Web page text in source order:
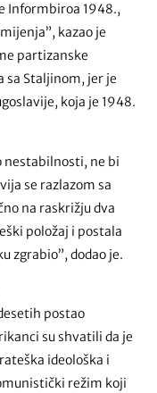
Informbiroa 1948.,
kazao je
partizanske
sa Staljinom, jer je
koja je 1948.
nestabilnosti, ne bi
se razlazom sa
na raskrižju dva
položaj i postala
zgrabio”, dodao je.
postao
su shvatili da je
ideološka i
režim koji